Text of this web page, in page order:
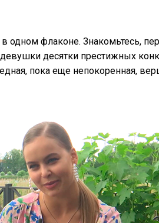
в одном флаконе. Знакомьтесь,
десятки престижных
пока еще непокоренная,